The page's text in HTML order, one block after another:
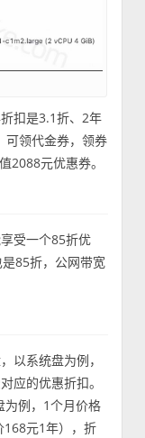
扣是3.1折、2年
可领代金券，领券
2088元优惠券。
受一个85折优
85折，公网带宽
以系统盘为例，
应的优惠折扣。
为例，1个月价格
元1年），折